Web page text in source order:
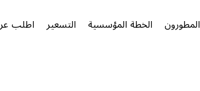
المطورون الخطة المؤسسية التسعير اطلب